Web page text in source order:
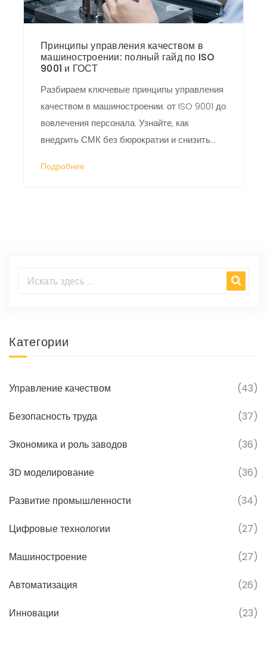
Принципы управления качеством в
машиностроении: полный гайд по ISO
9001 и ГОСТ
Разбираем ключевые принципы управления
качеством в машиностроении: от ISO 9001 до
вовлечения персонала. Узнайте, как
внедрить СМК без бюрократии и снизить
Подробнее
Категории
Управление качеством (43)
Безопасность труда (37)
Экономика и роль заводов (36)
3D моделирование (36)
Развитие промышленности (34)
Цифровые технологии (27)
Машиностроение (27)
Автоматизация (26)
Инновации (23)